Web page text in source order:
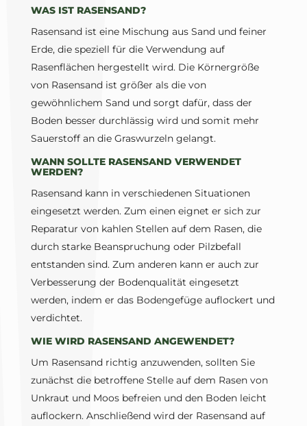
WAS IST RASENSAND?
Rasensand ist eine Mischung aus Sand und feiner
Erde, die speziell für die Verwendung auf
Rasenflächen hergestellt wird. Die Körnergröße
von Rasensand ist größer als die von
gewöhnlichem Sand und sorgt dafür, dass der
Boden besser durchlässig wird und somit mehr
Sauerstoff an die Graswurzeln gelangt.
WANN SOLLTE RASENSAND VERWENDET
WERDEN?
Rasensand kann in verschiedenen Situationen
eingesetzt werden. Zum einen eignet er sich zur
Reparatur von kahlen Stellen auf dem Rasen, die
durch starke Beanspruchung oder Pilzbefall
entstanden sind. Zum anderen kann er auch zur
Verbesserung der Bodenqualität eingesetzt
werden, indem er das Bodengefüge auflockert und
verdichtet.
WIE WIRD RASENSAND ANGEWENDET?
Um Rasensand richtig anzuwenden, sollten Sie
zunächst die betroffene Stelle auf dem Rasen von
Unkraut und Moos befreien und den Boden leicht
auflockern. Anschließend wird der Rasensand auf